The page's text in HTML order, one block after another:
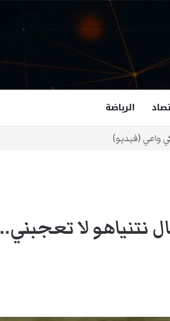
الرياضة
أول مسلمة نائبة لحاكم فرجينيا
نتنياهو لا تعجبني..